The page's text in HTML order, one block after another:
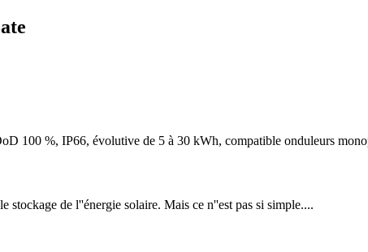
100 %, IP66, évolutive de 5 à 30 kWh, compatible onduleurs
stockage de l''énergie solaire. Mais ce n''est pas si simple....